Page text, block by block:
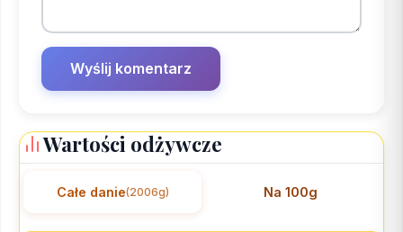
Wartości odżywcze
Całe danie(2006g) Na 100g